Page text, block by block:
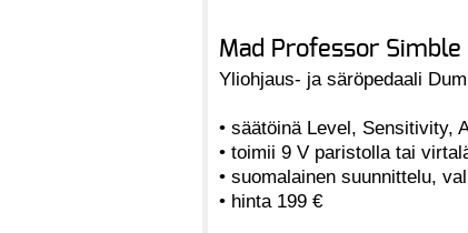
Mad Professor Simble
Yliohjaus- ja säröpedaali
• säätöinä Level, Sensitivity,
• toimii 9 V paristolla tai
• suomalainen suunnittelu,
• hinta 199 €